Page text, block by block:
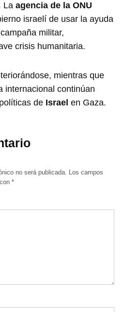
Laagencia de la ONU
israelí de usar la ayuda
militar,
crisis humanitaria.
mientras que
internacional continúan
de Israel en Gaza.
no será publicada. Los campos
con*